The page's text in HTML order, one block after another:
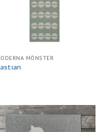
MÖNSTER